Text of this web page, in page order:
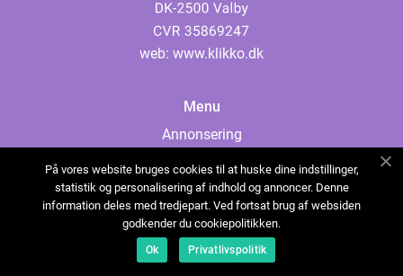
web: www.klikko.dk
Menu
Annonsering
Cookies
Kontakta oss
Sitemap
På vores website bruges cookies til at huske dine indstillinger,
statistik og personalisering af indhold og annoncer. Denne
information deles med tredjepart. Ved fortsat brug af websiden
godkender du cookiepolitikken.
Ok Privatlivspolitik